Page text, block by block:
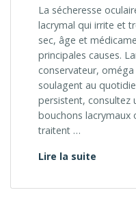
La sécheresse
lacrymal qui irrite et
sec, âge et
principales causes.
conservateur,
soulagent au
persistent, consultez
bouchons lacrymaux
traitent …
Lire la suite